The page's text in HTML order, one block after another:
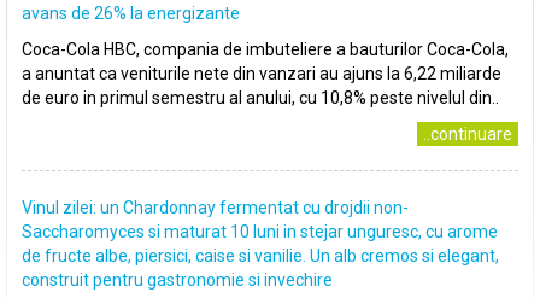
avans de 26% la energizante
Coca-Cola HBC, compania de imbuteliere a bauturilor Coca-Cola,
a anuntat ca veniturile nete din vanzari au ajuns la 6,22 miliarde
de euro in primul semestru al anului, cu 10,8% peste nivelul din..
..continuare
Vinul zilei: un Chardonnay fermentat cu drojdii non-
Saccharomyces si maturat 10 luni in stejar unguresc, cu arome
de fructe albe, piersici, caise si vanilie. Un alb cremos si elegant,
construit pentru gastronomie si invechire